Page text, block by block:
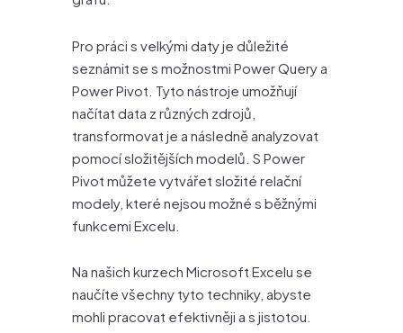
Pro práci s velkými daty je důležité
seznámit se s možnostmi Power Query a
Power Pivot. Tyto nástroje umožňují
načítat data z různých zdrojů,
transformovat je a následně analyzovat
pomocí složitějších modelů. S Power
Pivot můžete vytvářet složité relační
modely, které nejsou možné s běžnými
funkcemi Excelu.
Na našich kurzech Microsoft Excelu se
naučíte všechny tyto techniky, abyste
mohli pracovat efektivněji a s jistotou.